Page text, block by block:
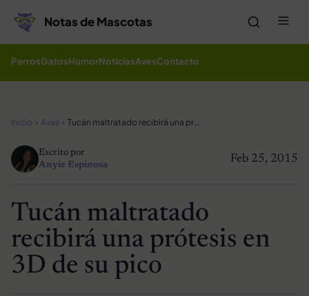
Notas de Mascotas
PerrosGatosHumorNoticiasAvesContacto
Inicio Aves Tucán maltratado recibirá una prótesis en 3D de su pico
Feb 25, 2015
Escrito por
Anyie Espinosa
Tucán maltratado
recibirá una prótesis en
3D de su pico